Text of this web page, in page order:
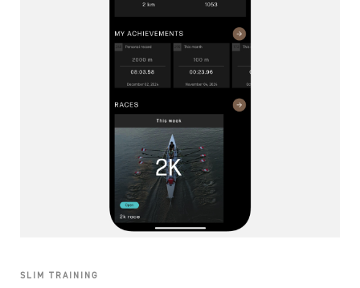
SLIM TRAINING